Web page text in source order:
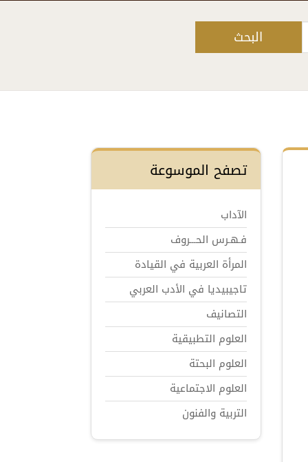
البحث
تصفح الموسوعة
الآداب
فـهـرس الحـــروف
المرأة العربية في القيادة
تاجيبيديا في الأدب العربي
التصانيف
العلوم التطبيقية
العلوم البحتة
العلوم الاجتماعية
التربية والفنون